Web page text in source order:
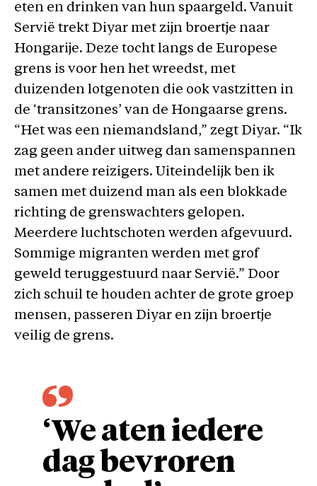
eten en drinken van hun spaargeld. Vanuit
Servië trekt Diyar met zijn broertje naar
Hongarije. Deze tocht langs de Europese
grens is voor hen het wreedst, met
duizenden lotgenoten die ook vastzitten in
de ‘transitzones’ van de Hongaarse grens.
“Het was een niemandsland,” zegt Diyar. “Ik
zag geen ander uitweg dan samenspannen
met andere reizigers. Uiteindelijk ben ik
samen met duizend man als een blokkade
richting de grenswachters gelopen.
Meerdere luchtschoten werden afgevuurd.
Sommige migranten werden met grof
geweld teruggestuurd naar Servië.” Door
zich schuil te houden achter de grote groep
mensen, passeren Diyar en zijn broertje
veilig de grens.
‘We aten iedere
dag bevroren